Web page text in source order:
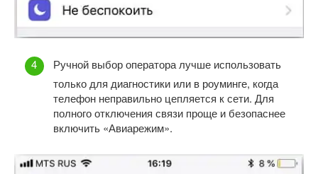
Ручной выбор оператора лучше использовать
только для диагностики или в роуминге, когда
телефон неправильно цепляется к сети. Для
полного отключения связи проще и безопаснее
включить «Авиарежим».